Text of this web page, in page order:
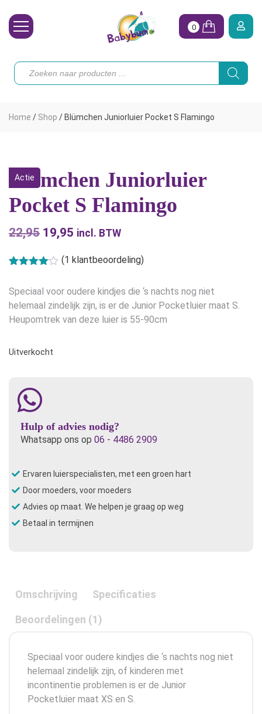
Toebehoren
Onze merken
Hoe begin ik?
0
Producten
zoeken
Home / Shop / Blümchen Juniorluier Pocket S Flamingo
Actie
Blümchen Juniorluier
Pocket S Flamingo
22,95 Oorspronkelijke
was:
€22,95.
19,95 Huidige
€19,95.
incl. BTW
gebaseerd
opklant
waardering
(1 klantbeoordeling)
Speciaal voor oudere kindjes die ‘s nachts nog niet
helemaal zindelijk zijn, is er de Junior Pocketluier maat S.
Heupomtrek van deze luier is 55-90cm
Uitverkocht
Hulp of advies nodig?
Whatsapp ons op 06 - 4486 2909
Ervaren luierspecialisten, met een groen hart
Door moeders, voor moeders
Advies op maat. We helpen je graag op weg
Betaal in termijnen
Omschrijving Specificaties
Beoordelingen (1)
Speciaal voor oudere kindjes die ‘s nachts nog niet
helemaal zindelijk zijn, of kinderen met
incontinentie problemen is er de Junior
Pocketluier maat XS en S.